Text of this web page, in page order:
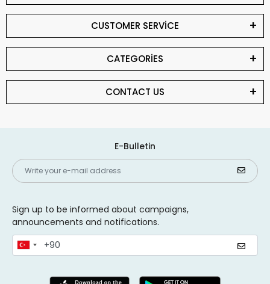
CUSTOMER SERVİCE
CATEGORİES
CONTACT US
E-Bulletin
Sign up to be informed about campaigns,
announcements and notifications.